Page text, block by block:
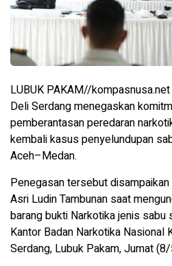
LUBUK PAKAM//
Deli Serdang menegaskan
pemberantasan peredaran
kembali kasus penyelundupan
Aceh–Medan.
Penegasan tersebut
Asri Ludin Tambunan saat
barang bukti Narkotika jenis
Kantor Badan Narkotika Nasional
Serdang, Lubuk Pakam, Jumat